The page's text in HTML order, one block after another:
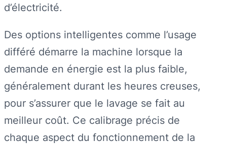
d’électricité.
Des options intelligentes comme l’usage
différé démarre la machine lorsque la
demande en énergie est la plus faible,
généralement durant les heures creuses,
pour s’assurer que le lavage se fait au
meilleur coût. Ce calibrage précis de
chaque aspect du fonctionnement de la